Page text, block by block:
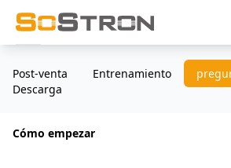
Post-venta Entrenamiento
Descarga
Cómo empezar